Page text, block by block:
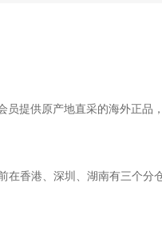
员提供原产地直采的海外正品
在香港、深圳、湖南有三个分